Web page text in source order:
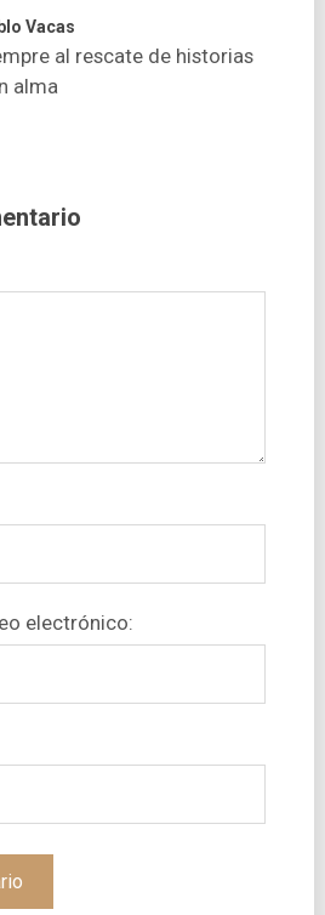
Vacas
al rescate de historias
alma
electrónico: